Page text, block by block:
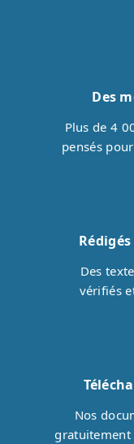
Des
Plus de 4
pensés
Des
vérifiés
Nos
gratuitement